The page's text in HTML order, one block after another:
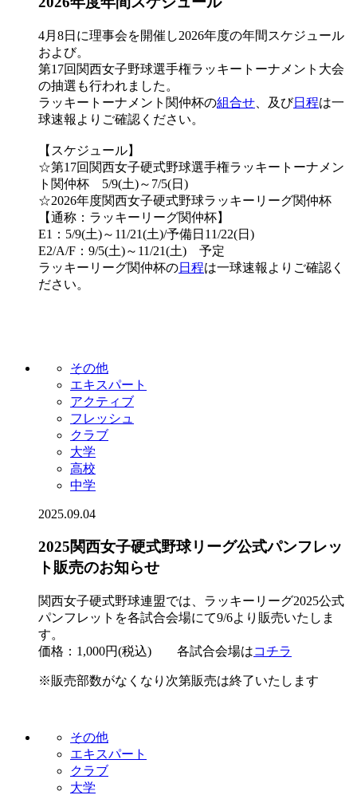
4月8日に理事会を開催し2026年度の年間スケジュール
および。
第17回関西女子野球選手権ラッキートーナメント大会
の抽選も行われました。
ラッキートーナメント関仲杯の組合せ 、及び日程は一
球速報よりご確認ください。
【スケジュール】
☆第17回関西女子硬式野球選手権ラッキートーナメン
ト関仲杯 5/9(土)～7/5(日)
☆2026年度関西女子硬式野球ラッキーリーグ関仲杯
【通称：ラッキーリーグ関仲杯】
E1：5/9(土)～11/21(土)/予備日11/22(日)
E2/A/F：9/5(土)～11/21(土) 予定
ラッキーリーグ関仲杯の日程は一球速報よりご確認く
ださい。
その他
エキスパート
アクティブ
フレッシュ
クラブ
大学
高校
中学
2025.09.04
2025関西女子硬式野球リーグ公式パンフレッ
ト販売のお知らせ
関西女子硬式野球連盟では、ラッキーリーグ2025公式
パンフレットを各試合会場にて9/6より販売いたしま
す。
価格：1,000円(税込) 各試合会場はコチラ
※販売部数がなくなり次第販売は終了いたします
その他
エキスパート
クラブ
大学